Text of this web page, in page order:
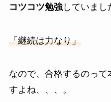
コツコツ勉強していまし
「継続は力なり」
なので、合格するのっ
すよね、、、。